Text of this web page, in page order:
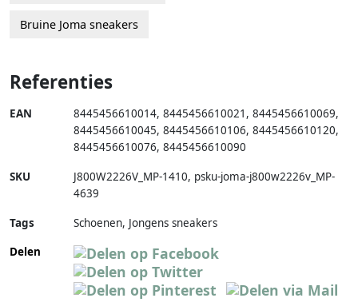
Bruine Joma sneakers
Referenties
EAN 8445456610014, 8445456610021 , 8445456610069,
8445456610045, 8445456610106, 8445456610120,
8445456610076, 8445456610090
SKU J800W2226V_MP-1410, psku-joma-j800w2226v_MP-
4639
Tags
Schoenen, Jongens sneakers
Delen